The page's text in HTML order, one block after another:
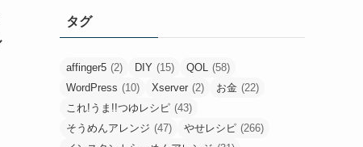
タグ
affinger5 (2) DIY (15) QOL (58)
WordPress (10) Xserver (2) お金 (22)
これ!うま!!つゆレシピ (43)
そうめんアレンジ (47) やせレシピ (266)